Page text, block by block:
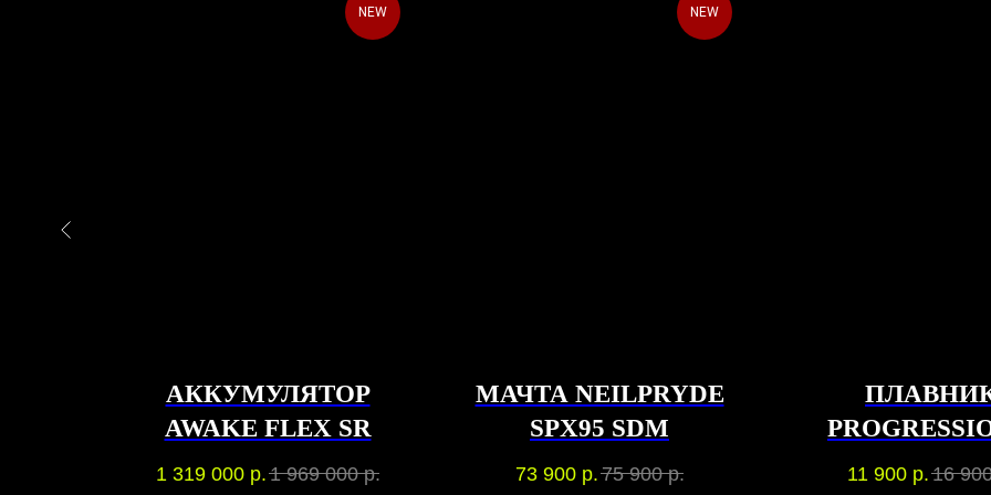
NEW
АККУМУЛЯТОР
AWAKE FLEX SR
1 319 000 р.1 969 000 р.
NEW
МАЧТА NEILPRYDE
SPX95 SDM
73 900 р.75 900 р.
ADAPTER
11 900 р. 16